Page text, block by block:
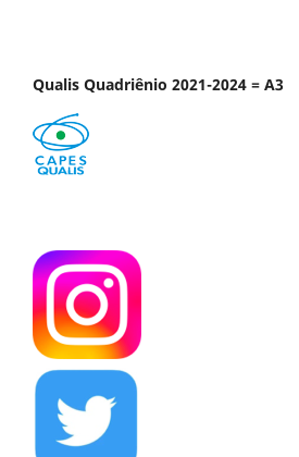
Qualis Quadriênio 2021-2024 = A3